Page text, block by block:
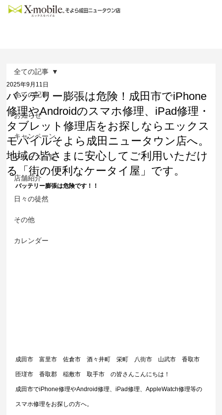
全ての記事
お知らせ
キャンペーン
サービス一覧
店舗紹介
日々の徒然
その他
カレンダー
全ての記事
バッテリー膨張は危険！成田市でiPhone
修理やAndroidのスマホ修理、iPad修理・
タブレット修理店をお探しならエックス
モバイルそよら成田ニュータウン店へ。
地域の皆さまに安心してご利用いただけ
る「街の便利なケータイ屋」です。
2025年9月11日
バッテリー膨張は危険です！！
成田市　富里市　佐倉市　酒々井町　栄町　八街市　山武市　香取市
匝瑳市　香取郡　稲敷市　取手市　の皆さんこんにちは！
成田市でiPhone修理やAndroid修理、iPad修理、AppleWatch修理等の
スマホ修理をお探しの方へ。